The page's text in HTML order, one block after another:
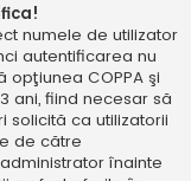
numele de utilizator
autentificarea nu
opţiunea COPPA şi
ani, fiind necesar să
solicită ca utilizatorii
de către
înainte